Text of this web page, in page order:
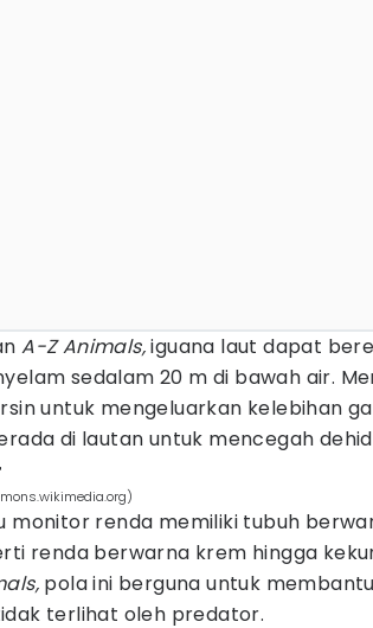
A-Z Animals,iguana laut dapat
sedalam 20 m di bawah air.
untuk mengeluarkan kelebihan
di lautan untuk mencegah
monitor renda memiliki tubuh
renda berwarna krem hingga
pola ini berguna untuk
terlihat oleh predator.